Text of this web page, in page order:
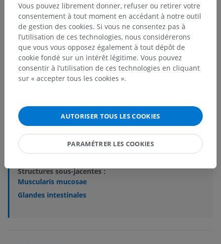
Hiérarchie anatomique
Anatomie humaine 1
Anatomie systémique> Système digestif
Gros intestin
Structures sous-jacentes :
Muscularis mucosae
Glandes intestinales
Vous pouvez librement donner, refuser ou retirer votre
consentement à tout moment en accédant à notre outil
de gestion des cookies. Si vous ne consentez pas à
l’utilisation de ces technologies, nous considérerons
que vous vous opposez également à tout dépôt de
cookie fondé sur un intérêt légitime. Vous pouvez
consentir à l’utilisation de ces technologies en cliquant
sur « accepter tous les cookies ».
AUTORISER TOUS LES COOKIES
PARAMÉTRER LES COOKIES